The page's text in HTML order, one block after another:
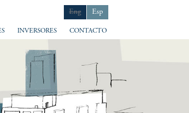
Eng Esp
INVERSORES CONTACTO